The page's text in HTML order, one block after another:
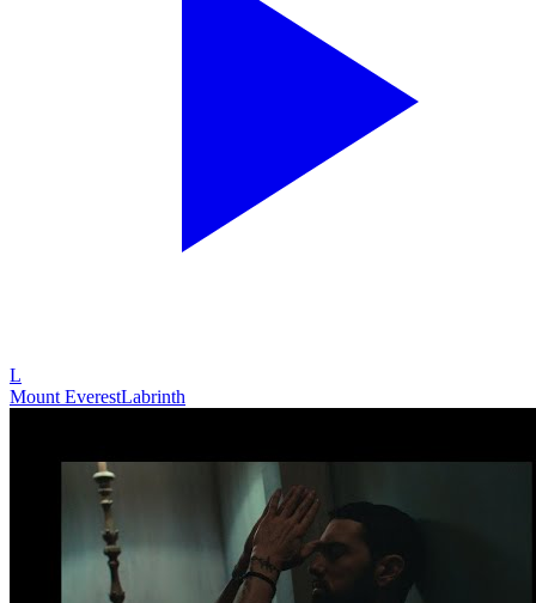
L
Mount EverestLabrinth